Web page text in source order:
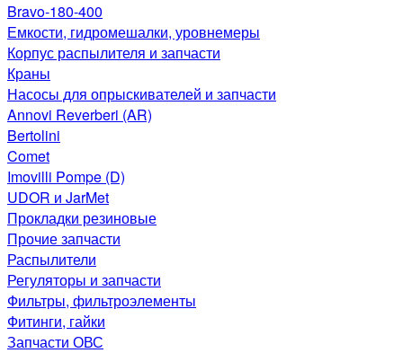
Bravo-180-400
Емкости, гидромешалки, уровнемеры
Корпус распылителя и запчасти
Краны
Насосы для опрыскивателей и запчасти
Annovi Reverberi (AR)
Bertolini
Comet
Imovilli Pompe (D)
UDOR и JarMet
Прокладки резиновые
Прочие запчасти
Распылители
Регуляторы и запчасти
Фильтры, фильтроэлементы
Фитинги, гайки
Запчасти ОВС